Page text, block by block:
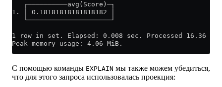
   ┌──────────avg(Score)─┐
1. │ 0.18181818181818182 │
   └─────────────────────┘
1 row in set. Elapsed: 0.008 sec. Processed 16.36
Peak memory usage: 4.06 MiB.
С помощью команды EXPLAIN мы также можем убедиться,
что для этого запроса использовалась проекция: